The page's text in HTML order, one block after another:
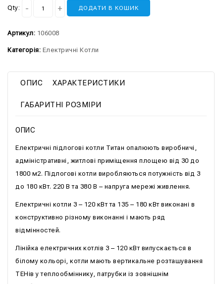
Qty: ДОДАТИ В КОШИК
Артикул: 106008
Категорія: Електричні Котли
ОПИС ХАРАКТЕРИСТИКИ
ГАБАРИТНІ РОЗМІРИ
ОПИС
Електричні підлогові котли Титан опалюють виробничі,
адміністративні, житлові приміщення площею від 30 до
1800 м2. Підлогові котли виробляються потужність від 3
до 180 кВт. 220 В та 380 В – напруга мережі живлення.
Електричні котли 3 – 120 кВт та 135 – 180 кВт виконані в
конструктивно різному виконанні і мають ряд
відмінностей.
Лінійка електричних котлів 3 – 120 кВт випускається в
білому кольорі, котли мають вертикальне розташування
ТЕНів у теплообміннику, патрубки із зовнішнім